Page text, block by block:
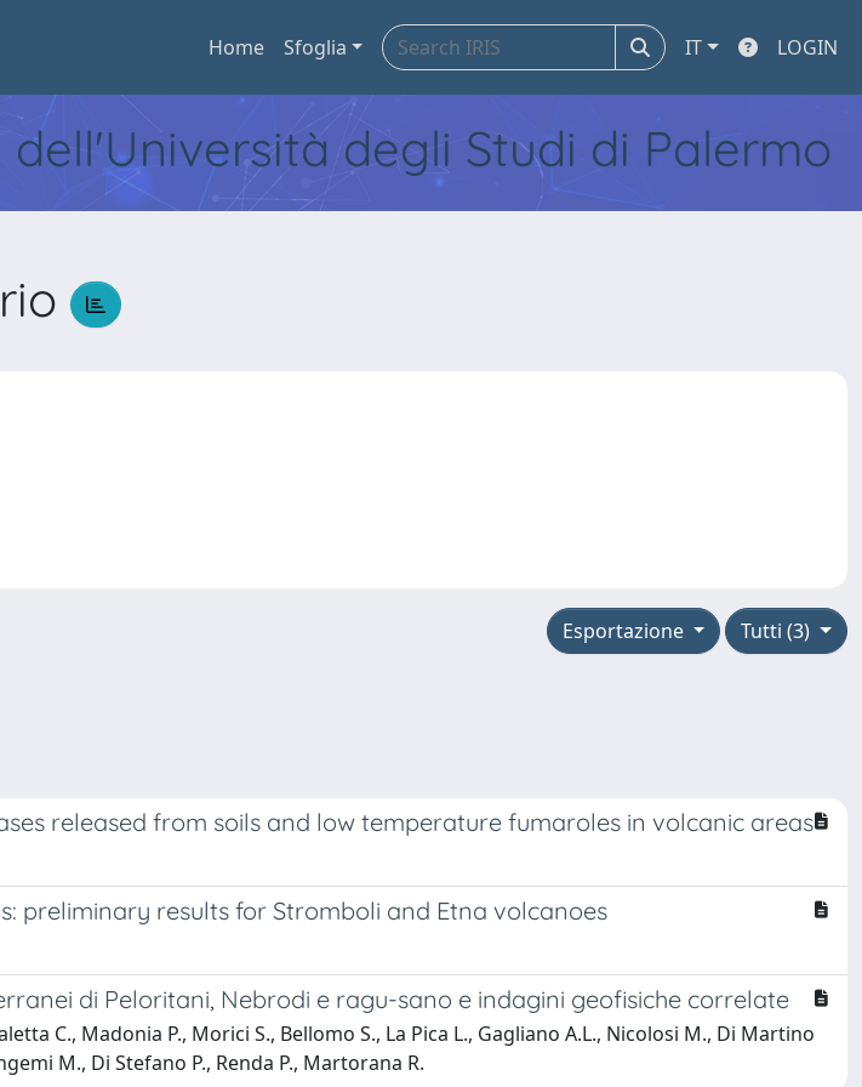
Home Sfoglia IT LOGIN
degli Studi di Palermo
Tutti (3)
Esportazione
released from soils and low temperature fumaroles in volcanic areas
preliminary results for Stromboli and Etna volcanoes
di Peloritani, Nebrodi e ragu-sano e indagini geofisiche correlate
C., Madonia P., Morici S., Bellomo S., La Pica L., Gagliano A.L., Nicolosi M., Di Martino
M., Di Stefano P., Renda P., Martorana R.